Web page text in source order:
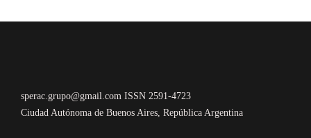
sperac.grupo@gmail.com ISSN 2591-4723
Ciudad Autónoma de Buenos Aires, República Argentina